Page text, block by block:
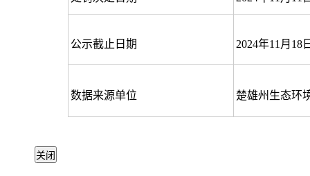
公示截止日期 2024年11月18
数据来源单位 楚雄州生态环